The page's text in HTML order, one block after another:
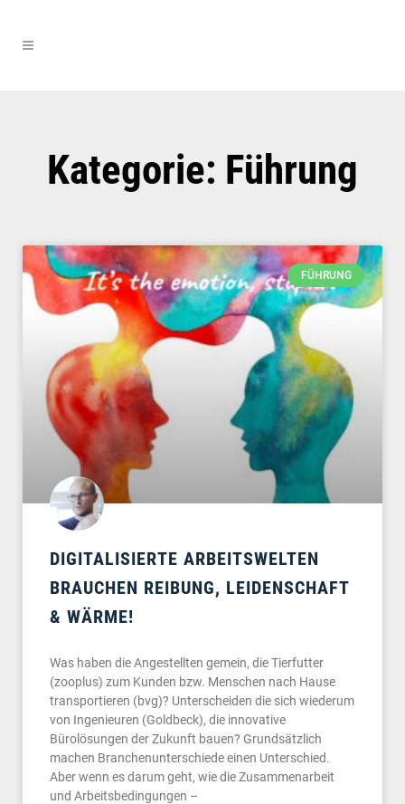
Kategorie: Führung
FÜHRUNG
DIGITALISIERTE ARBEITSWELTEN
BRAUCHEN REIBUNG, LEIDENSCHAFT
& WÄRME!
Was haben die Angestellten gemein, die Tierfutter
(zooplus) zum Kunden bzw. Menschen nach Hause
transportieren (bvg)? Unterscheiden die sich wiederum
von Ingenieuren (Goldbeck), die innovative
Bürolösungen der Zukunft bauen? Grundsätzlich
machen Branchenunterschiede einen Unterschied.
Aber wenn es darum geht, wie die Zusammenarbeit
und Arbeitsbedingungen –